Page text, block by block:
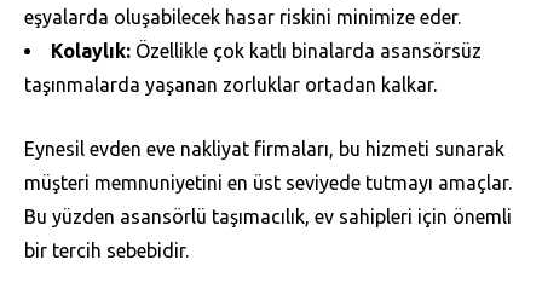
eşyalarda oluşabilecek hasar riskini minimize eder.
Kolaylık: Özellikle çok katlı binalarda asansörsüz
taşınmalarda yaşanan zorluklar ortadan kalkar.
Eynesil evden eve nakliyat firmaları, bu hizmeti sunarak
müşteri memnuniyetini en üst seviyede tutmayı amaçlar.
Bu yüzden asansörlü taşımacılık, ev sahipleri için önemli
bir tercih sebebidir.